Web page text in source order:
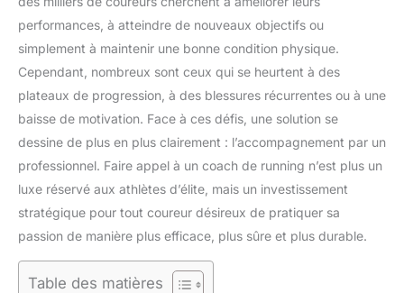
performances, à atteindre de nouveaux objectifs ou
simplement à maintenir une bonne condition physique.
Cependant, nombreux sont ceux qui se heurtent à des
plateaux de progression, à des blessures récurrentes ou à une
baisse de motivation. Face à ces défis, une solution se
dessine de plus en plus clairement : l’accompagnement par un
professionnel. Faire appel à un coach de running n’est plus un
luxe réservé aux athlètes d’élite, mais un investissement
stratégique pour tout coureur désireux de pratiquer sa
passion de manière plus efficace, plus sûre et plus durable.
Table des matières